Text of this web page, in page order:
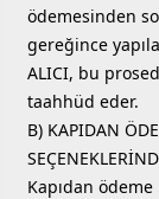
ödemesinden
gereğince
ALICI, bu
taahhüd eder.
B) KAPIDAN
Kapıdan